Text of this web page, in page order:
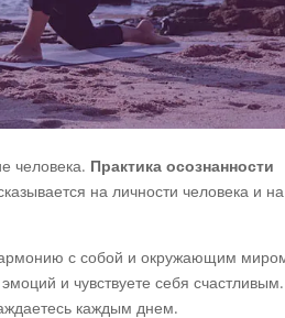
человека. Практика осознанности
на личности человека и
с собой и окружающим
и чувствуете себя счастливым.
каждым днем.